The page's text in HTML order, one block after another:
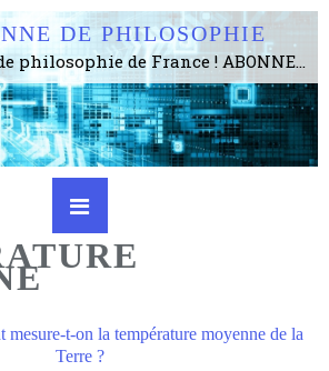
DE PHILOSOPHIE
Le plus gros site de philosophie de France ! ABONNEZ-VOUS ! 4115 Articles, 1634 abonné·e·s, depuis 2006 . . . . . . . . 2 852 214 pages vues jusqu'à présent. Prestance et être apte à un plus grand nombre de choses.
t-on la température moyenne de la
Terre ?